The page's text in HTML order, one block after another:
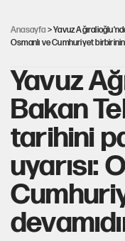
Anasayfa > Yavuz
Osmanlı ve Cumhuriyet birbirinin
Yavuz
Bakan
tarihini
uyarısı: